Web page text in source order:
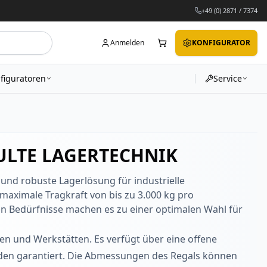
+49 (0) 2871 / 7374
Anmelden KONFIGURATOR
Service
LAGERTECHNIK
robuste Lagerlösung für industrielle
Tragkraft von bis zu 3.000 kg pro
Bedürfnisse machen es zu einer optimalen Wahl für
und Werkstätten. Es verfügt über eine offene
garantiert. Die Abmessungen des Regals können